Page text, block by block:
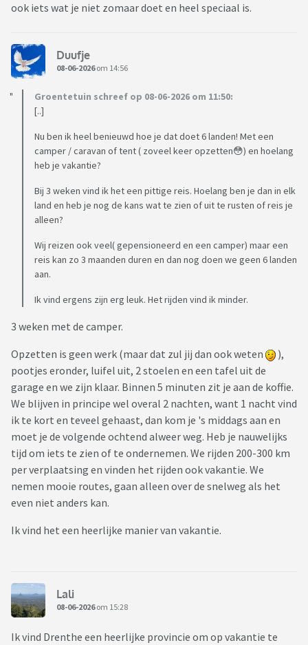
ook iets wat je niet zomaar doet en heel speciaal is.
Duufje
08-06-2026om 14:56
Groentetuin schreef op 08-06-2026 om 11:50:
[..]
Nu ben ik heel benieuwd hoe je dat doet 6 landen! Met een
camper / caravan of tent ( zoveel keer opzetten😳) en hoelang
heb je vakantie?
Bij 3 weken vind ik het een pittige reis. Hoelang ben je dan in elk
land en heb je nog de kans wat te zien of uit te rusten of reis je
alleen?
Wij reizen ook veel( gepensioneerd en een camper) maar een
reis kan zo 3 maanden duren en dan nog doen we geen 6 landen
aan.
Ik vind ergens zijn erg leuk. Het rijden vind ik minder.
3 weken met de camper.
Opzetten is geen werk (maar dat zul jij dan ook weten
),
pootjes eronder, luifel uit, 2 stoelen en een tafel uit de
garage en we zijn klaar. Binnen 5 minuten zit je aan de koffie.
We blijven in principe wel overal 2 nachten, want 1 nacht vind
ik te kort en teveel gehaast, dan kom je 's middags aan en
moet je de volgende ochtend alweer weg. Heb je nauwelijks
tijd om iets te zien of te ondernemen. We rijden 200-300 km
per verplaatsing en vinden het rijden ook vakantie. We
nemen mooie routes, gaan alleen over de snelweg als het
even niet anders kan.
Ik vind het een heerlijke manier van vakantie.
Lali
08-06-2026om 15:28
Ik vind Drenthe een heerlijke provincie om op vakantie te